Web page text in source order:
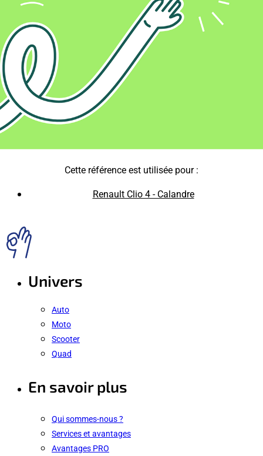
Cette référence est utilisée pour :
Renault Clio 4 - Calandre
Univers
Auto
Moto
Scooter
Quad
En savoir plus
Qui sommes-nous ?
Services et avantages
Avantages PRO